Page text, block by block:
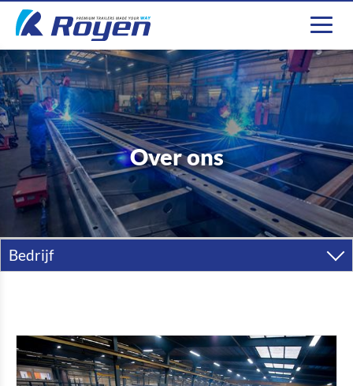
Over ons
Bedrijf